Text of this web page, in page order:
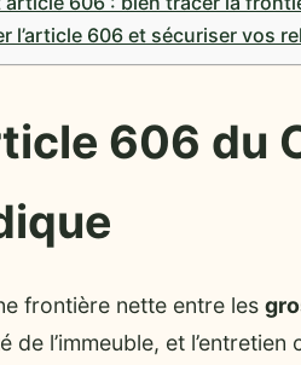
l’article 606 et sécuriser vos
606 du
frontière nette entre les
l’immeuble, et